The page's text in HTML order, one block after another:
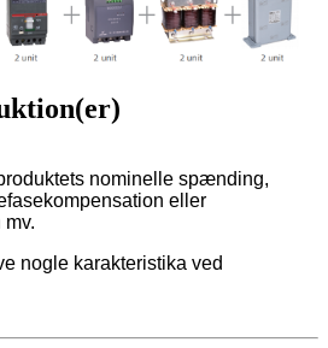
nominelle spænding,
eller
nogle karakteristika ved